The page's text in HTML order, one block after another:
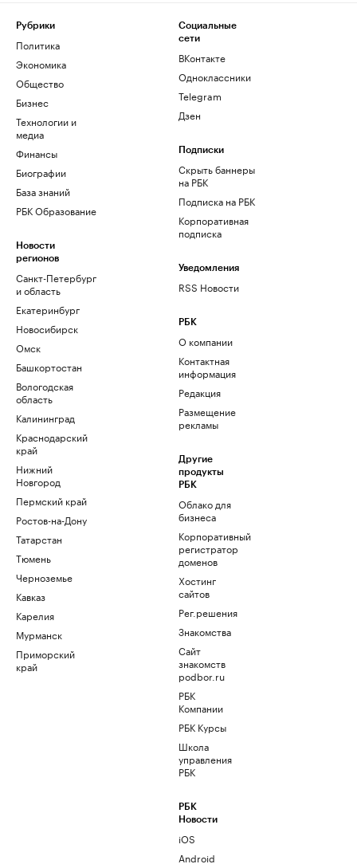
Рубрики
Политика
Экономика
Общество
Бизнес
Технологии и
медиа
Финансы
Биографии
База знаний
РБК Образование
Новости
регионов
Санкт-Петербург
и область
Екатеринбург
Новосибирск
Омск
Башкортостан
Вологодская
область
Калининград
Краснодарский
край
Нижний
Новгород
Пермский край
Ростов-на-Дону
Татарстан
Тюмень
Черноземье
Кавказ
Карелия
Мурманск
Приморский
край
Социальные
сети
ВКонтакте
Одноклассники
Telegram
Дзен
Подписки
Скрыть баннеры
на РБК
Подписка на РБК
Корпоративная
подписка
Уведомления
RSS Новости
РБК
О компании
Контактная
информация
Редакция
Размещение
рекламы
Другие
продукты
РБК
Облако для
бизнеса
Корпоративный
регистратор
доменов
Хостинг
сайтов
Рег.решения
Знакомства
Сайт
знакомств
podbor.ru
РБК
Компании
РБК Курсы
Школа
управления
РБК
РБК
Новости
iOS
Android